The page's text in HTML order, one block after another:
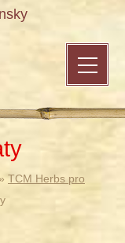
» TCM Herbs pro